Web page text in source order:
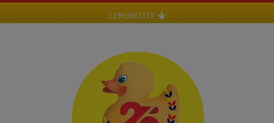
COMUNITATE